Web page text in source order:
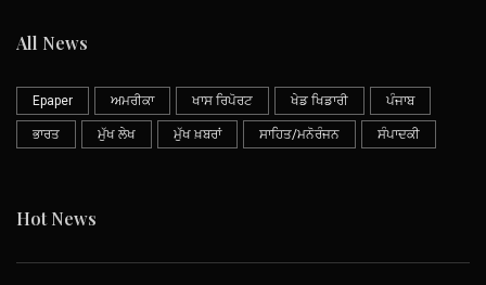
All News
Epaper ਅਮਰੀਕਾ ਖਾਸ ਰਿਪੋਰਟ ਖੇਡ ਖਿਡਾਰੀ ਪੰਜਾਬ
ਭਾਰਤ ਮੁੱਖ ਲੇਖ ਮੁੱਖ ਖ਼ਬਰਾਂ ਸਾਹਿਤ/ਮਨੋਰੰਜਨ ਸੰਪਾਦਕੀ
Hot News